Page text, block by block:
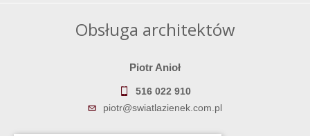
Obsługa architektów
Piotr Anioł
516 022 910
piotr@swiatlazienek.com.pl